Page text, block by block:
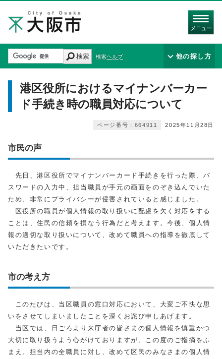
メニュー
検索 検索ヘルプ 他の探し方
港区役所におけるマイナンバーカー
ド手続き時の職員対応について
2025年11月28日
ページ番号：664911
市民の声
先日、港区役所でマイナンバーカード手続きを行った際、パ
スワードの入力中、担当職員が手元の画面をのぞき込んでいた
ため、非常にプライバシーが侵害されていると感じました。
区役所の職員が個人情報の取り扱いに配慮を欠く対応をする
ことは、住民の信頼を損なう行為だと考えます。今後、個人情
報の適切な取り扱いについて、改めて職員への指導を徹底して
いただきたいです。
市の考え方
このたびは、当区職員の窓口対応において、大変ご不快な思
いをさせてしまいましたことを深くお詫び申しあげます。
当区では、日ごろより来庁者の皆さまの個人情報を慎重かつ
大切に取り扱うよう心がけておりますが、この度のご指摘をふ
まえ、担当内の全職員に対し、改めて区民のみなさまの個人情